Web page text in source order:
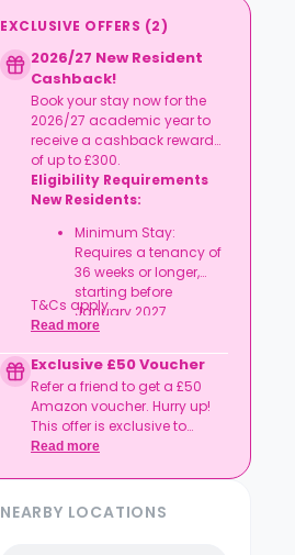
EXCLUSIVE OFFERS (2)
2026/27 New Resident
Cashback!
Book your stay now for the
2026/27 academic year to
receive a cashback reward
of up to £300.
Eligibility Requirements
New Residents:
Minimum Stay:
Requires a tenancy of
36 weeks or longer,
starting before
January 2027.
T&Cs apply.
Read more
Exclusive £50 Voucher
Refer a friend to get a £50
Amazon voucher. Hurry up!
This offer is exclusive to
Casita.
Read more
NEARBY LOCATIONS